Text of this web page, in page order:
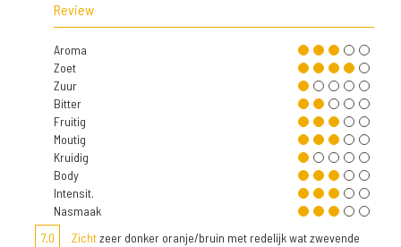
Review
Aroma
Zoet
Zuur
Bitter
Fruitig
Moutig
Kruidig
Body
Intensit.
Nasmaak
7,0
Zichtzeer donker oranje/bruin met redelijk wat zwevende